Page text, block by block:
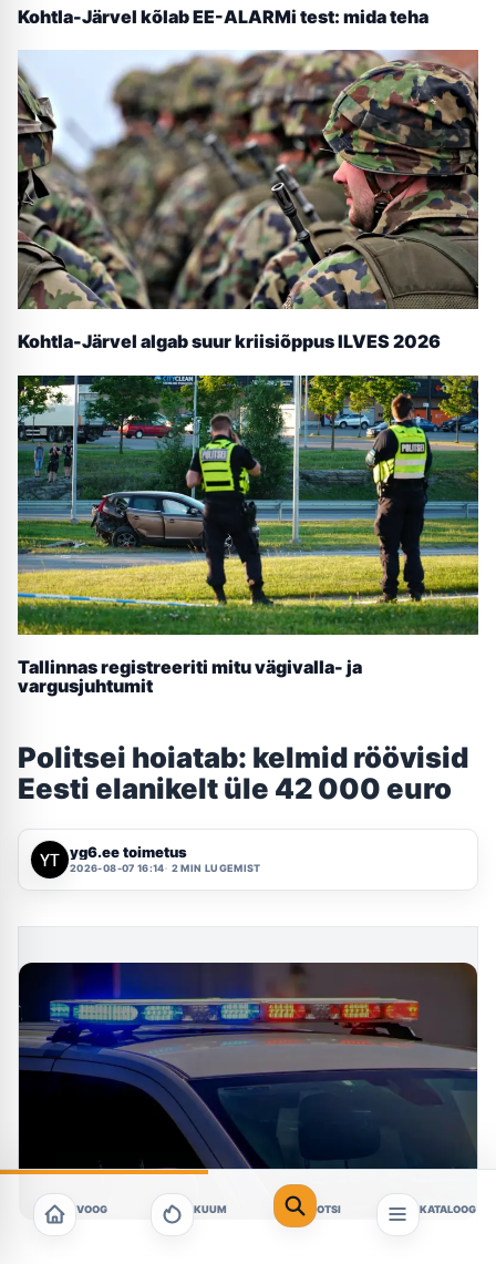
Kohtla-Järvel kõlab EE-ALARMi test: mida teha
Kohtla-Järvel algab suur kriisiõppus ILVES 2026
Tallinnas registreeriti mitu vägivalla- ja
vargusjuhtumit
Politsei hoiatab: kelmid röövisid
Eesti elanikelt üle 42 000 euro
yg6.ee toimetus
2026-08-07 16:14 2 MIN LUGEMIST
VOOG KUUM OTSI KATALOOG